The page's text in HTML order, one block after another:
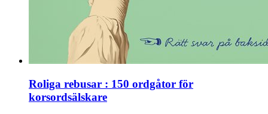
Roliga rebusar : 150 ordgåtor för
korsordsälskare